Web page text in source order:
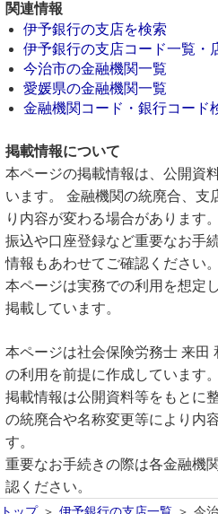
関連情報
伊予銀行の支店を検索
伊予銀行の支店コード一覧・
今治市の金融機関一覧
愛媛県の金融機関一覧
金融機関コード・銀行コード
掲載情報について
本ページの掲載情報は、公開資
います。 金融機関の統廃合、支
り内容が変わる場合があります。
振込や口座登録など重要なお手
情報もあわせてご確認ください。
本ページは実務での利用を想定
掲載しています。
本ページは社会保険労務士 来田
の利用を前提に作成しています。
掲載情報は公開資料等をもとに
の統廃合や名称変更等により内
す。
重要なお手続きの際は各金融機
認ください。